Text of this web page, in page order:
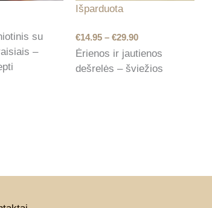
su
–
Išparduota
€14.95 – €29.90Price
€14.95
through
Ėrienos ir jautienos
dešrelės – šviežios